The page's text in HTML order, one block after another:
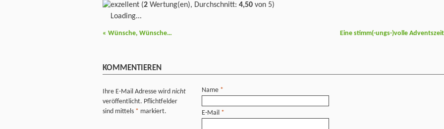
(2 Wertung(en), Durchschnitt: 4,50 von 5)
Loading...
« Wünsche, Wünsche… Eine stimm(-ungs-)volle
KOMMENTIEREN
Ihre E-Mail Adresse wird nicht
veröffentlicht. Pflichtfelder
sind mittels * markiert.
Name *
E-Mail *